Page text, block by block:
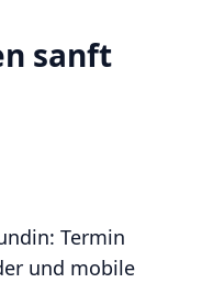
sanft
Termin
und mobile